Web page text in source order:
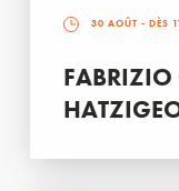
30 AOÛT - DÈS
FABRIZIO